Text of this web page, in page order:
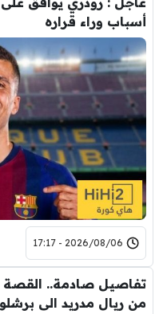
أسباب وراء قراره
2026/08/06 - 17:17
تفاصيل صادمة.. القصة
من ريال مدريد الى